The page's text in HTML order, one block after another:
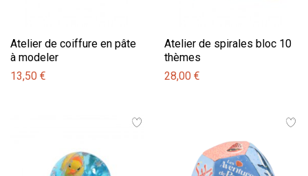
Atelier de coiffure en pâte
à modeler
13,50 €
Atelier de spirales bloc 10
thèmes
28,00 €